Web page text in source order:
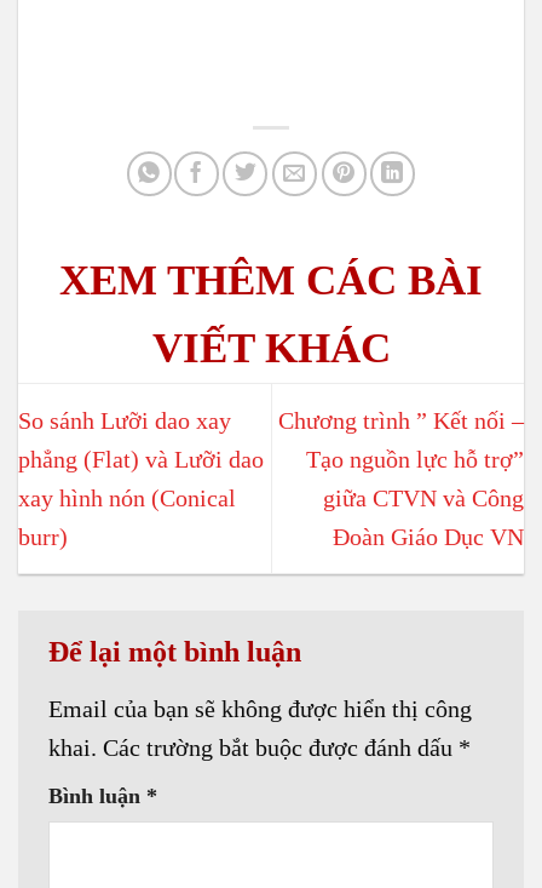
So sánh Lưỡi dao xay
phẳng (Flat) và Lưỡi dao
xay hình nón (Conical
burr)
Chương trình ” Kết nối –
Tạo nguồn lực hỗ trợ”
giữa CTVN và Công
Đoàn Giáo Dục VN
Để lại một bình luận
Email của bạn sẽ không được hiển thị công
khai. Các trường bắt buộc được đánh dấu *
Bình luận *